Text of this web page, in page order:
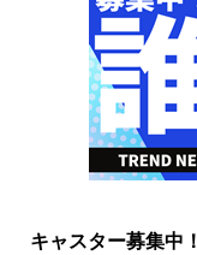
キャスター募集中！